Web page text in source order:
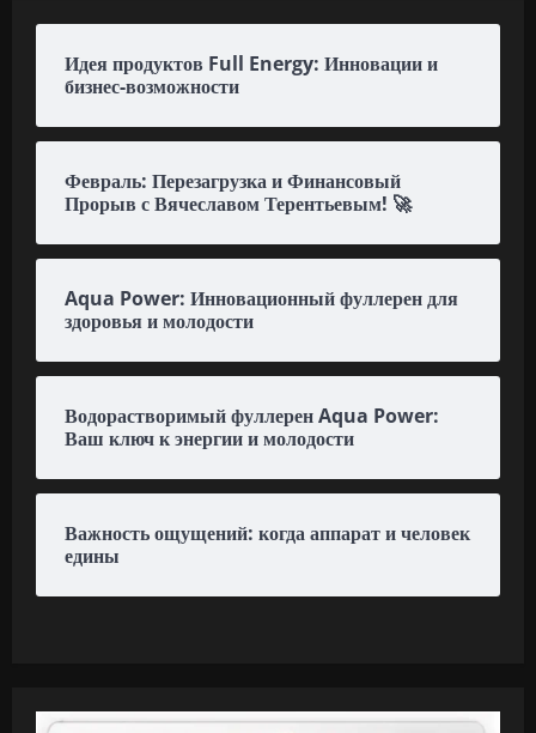
Идея продуктов Full Energy: Инновации и
бизнес-возможности
Февраль: Перезагрузка и Финансовый
Прорыв с Вячеславом Терентьевым! 🚀
Aqua Power: Инновационный фуллерен для
здоровья и молодости
Водорастворимый фуллерен Aqua Power:
Ваш ключ к энергии и молодости
Важность ощущений: когда аппарат и человек
едины